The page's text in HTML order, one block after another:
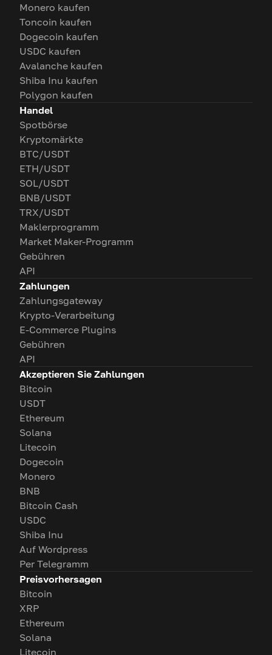
Monero kaufen
Toncoin kaufen
Dogecoin kaufen
USDC kaufen
Avalanche kaufen
Shiba Inu kaufen
Polygon kaufen
Handel
Spotbörse
Kryptomärkte
BTC/USDT
ETH/USDT
SOL/USDT
BNB/USDT
TRX/USDT
Maklerprogramm
Market Maker-Programm
Gebühren
API
Zahlungen
Zahlungsgateway
Krypto-Verarbeitung
E-Commerce Plugins
Gebühren
API
Akzeptieren Sie Zahlungen
Bitcoin
USDT
Ethereum
Solana
Litecoin
Dogecoin
Monero
BNB
Bitcoin Cash
USDC
Shiba Inu
Auf Wordpress
Per Telegramm
Preisvorhersagen
Bitcoin
XRP
Ethereum
Solana
Litecoin